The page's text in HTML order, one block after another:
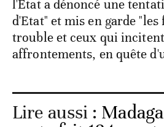
l'Etat a dénoncé une
d'Etat" et mis en garde "les
trouble et ceux qui
affrontements, en quête
Lire aussi :